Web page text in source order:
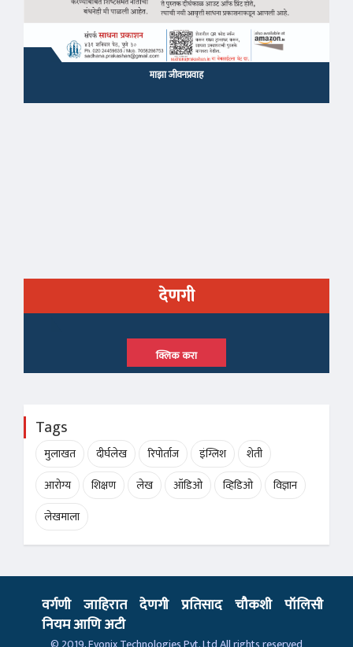
माझा जीवनप्रवाह
देणगी
क्लिक करा
Tags
मुलाखत दीर्घलेख रिपोर्ताज इंग्लिश
शेती
आरोग्य
शिक्षण लेख ऑडिओ व्हिडिओ
विज्ञान
लेखमाला
वर्गणी जाहिरात देणगी प्रतिसाद चौकशी पॉलिसी
नियम आणि अटी